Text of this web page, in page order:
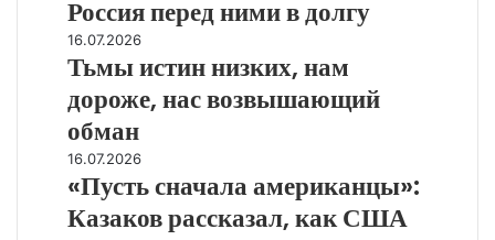
пользу
многонациональных
сил»
Средней
Азии
уверены,
что
Россия
перед
ними
долгу
Россия перед ними в долгу
Тьмы
истин
нам
дороже,
нас
возвышающий
обман
16.07.2026
Тьмы истин низких, нам
дороже, нас возвышающий
обман
«Пусть
сначала
американцы»:
Казаков
16.07.2026
«Пусть сначала американцы»:
Казаков рассказал, как США